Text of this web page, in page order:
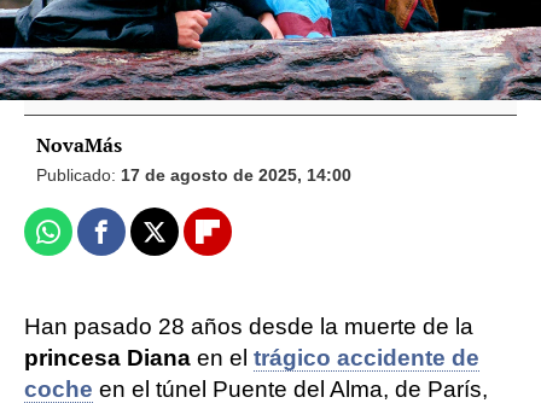
NovaMás
Publicado: 17 de agosto de 2025, 14:00
WhatsappFacebook
X Flipboard
Han pasado 28 años desde la muerte de la
princesa Diana en el trágico accidente de
coche en el túnel Puente del Alma, de París,